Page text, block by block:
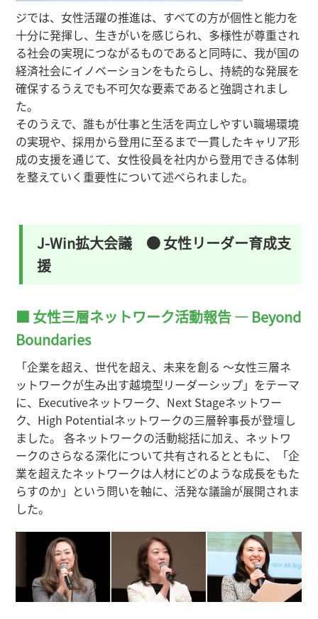
ジでは、女性活躍の推進は、すべての方が個性と能力を
十分に発揮し、生きがいを感じられ、多様性が尊重され
る社会の実現につながるものであると同時に、我が国の
経済社会にイノベーションをもたらし、持続的な発展を
確保するうえでも不可欠な要素であると強調されまし
た。
そのうえで、誰もが仕事と生活を両立しやすい職場環境
の実現や、採用から登用に至るまで一貫したキャリア形
成の支援を通じて、女性役員を社内から登用できる体制
を整えていく重要性について述べられました。
J-Win拡大会議 ● 女性リーダー育成支
援
■ 女性三層ネットワーク活動報告 — Beyond
Boundaries
「企業を超え、世代を超え、未来を創る ～女性三層ネ
ットワークが生み出す越境型リーダーシップ」をテーマ
に、Executiveネットワーク、Next Stageネットワー
ク、High Potentialネットワークの三層幹事長が登壇し
ました。 各ネットワークの活動総括に加え、ネットワ
ークのさらなる深化について共有されるとともに、「企
業を超えたネットワークは人材にどのような成長をもた
らすのか」という問いを軸に、活発な議論が展開されま
した。